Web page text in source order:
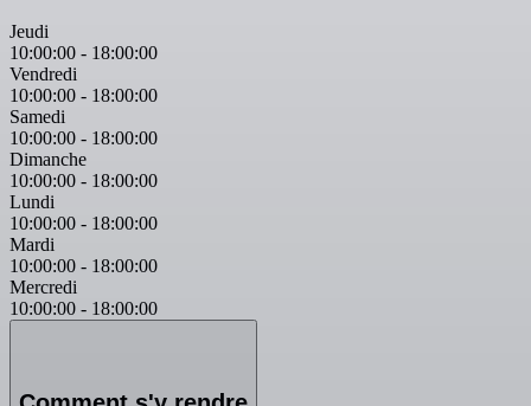
Jeudi
10:00:00 - 18:00:00
Vendredi
10:00:00 - 18:00:00
Samedi
10:00:00 - 18:00:00
Dimanche
10:00:00 - 18:00:00
Lundi
10:00:00 - 18:00:00
Mardi
10:00:00 - 18:00:00
Mercredi
10:00:00 - 18:00:00